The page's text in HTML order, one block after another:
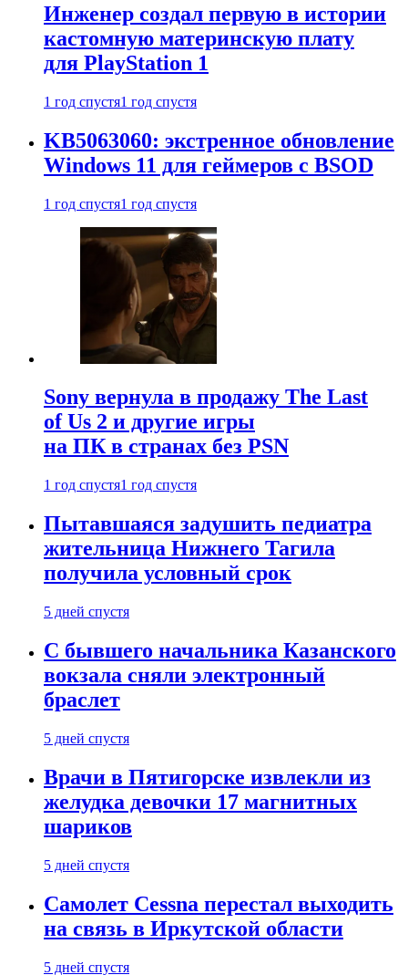
Инженер создал первую в истории
кастомную материнскую плату
для PlayStation 1
1 год спустя1 год спустя
KB5063060: экстренное обновление
Windows 11 для геймеров с BSOD
1 год спустя1 год спустя
Sony вернула в продажу The Last
of Us 2 и другие игры
на ПК в странах без PSN
1 год спустя1 год спустя
Пытавшаяся задушить педиатра
жительница Нижнего Тагила
получила условный срок
5 дней спустя
С бывшего начальника Казанского
вокзала сняли электронный
браслет
5 дней спустя
Врачи в Пятигорске извлекли из
желудка девочки 17 магнитных
шариков
5 дней спустя
Самолет Cessna перестал выходить
на связь в Иркутской области
5 дней спустя